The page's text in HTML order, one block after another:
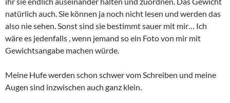
natürlich auch. Sie können ja noch nicht lesen und werden das
also nie sehen. Sonst sind sie bestimmt sauer mit mir… Ich
wäre es jedenfalls , wenn jemand so ein Foto von mir mit
Gewichtsangabe machen würde.
Meine Hufe werden schon schwer vom Schreiben und meine
Augen sind inzwischen auch ganz klein.